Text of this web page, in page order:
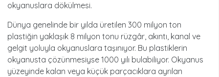
okyanuslara dökülmesi.
Dünya genelinde bir yılda üretilen 300 milyon ton
plastiğin yaklaşık 8 milyon tonu rüzgâr, akıntı, kanal ve
gelgit yoluyla okyanuslara taşınıyor. Bu plastiklerin
okyanusta çözünmesiyse 1000 yılı bulabiliyor. Okyanus
yüzeyinde kalan veya küçük parçacıklara ayrılan